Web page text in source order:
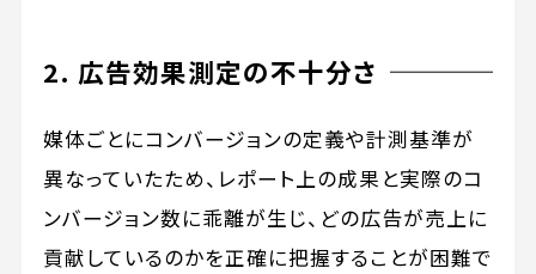
2. 広告効果測定の不十分さ
媒体ごとにコンバージョンの定義や計測基準が
異なっていたため、レポート上の成果と実際のコ
ンバージョン数に乖離が生じ、どの広告が売上に
貢献しているのかを正確に把握することが困難で